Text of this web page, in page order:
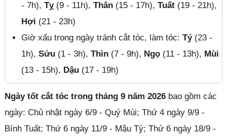
- 7h),Tỵ(9 - 11h),Thân (15 - 17h),Tuất (19 - 21h),
Hợi (21 - 23h)
Giờ xấu trong ngày tránh cắt tóc, làm tóc:Tý(23 -
1h),Sửu (1 - 3h),Thìn (7 - 9h), Ngọ (11 - 13h), Mùi
(13 - 15h), Dậu (17 - 19h)
Ngày tốt cắt tóc trong tháng 9 năm 2026 bao gồm các
ngày: Chủ nhật ngày 6/9 - Quý Mùi; Thứ 4 ngày 9/9 -
Bính Tuất; Thứ 6 ngày 11/9 - Mậu Tý; Thứ 6 ngày 18/9 -